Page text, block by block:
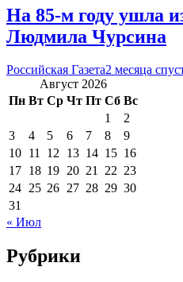
На 85-м году ушла
Людмила Чурсина
Российская Газета2 месяца
Август 2026
Пн Вт Ср Чт Пт Сб Вс
1
2
3
4 5 6 7 8
9
10 11 12 13 14 15 16
17 18 19 20 21 22 23
24 25 26 27 28 29 30
31
« Июл
Рубрики